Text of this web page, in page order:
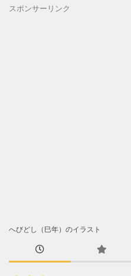
スポンサーリンク
へびどし（巳年）のイラスト